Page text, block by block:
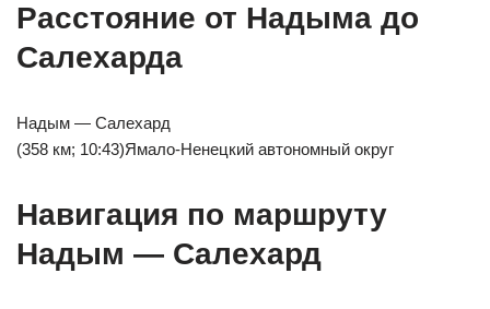
Расстояние от Надыма до
Салехарда
Надым — Салехард
(358 км; 10:43)Ямало-Ненецкий автономный округ
Навигация по маршруту
Надым — Салехард